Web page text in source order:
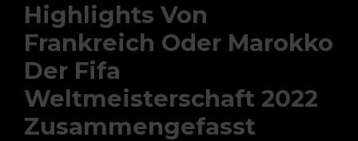
Highlights Von
Frankreich Oder Marokko
Der Fifa
Weltmeisterschaft 2022
Zusammengefasst